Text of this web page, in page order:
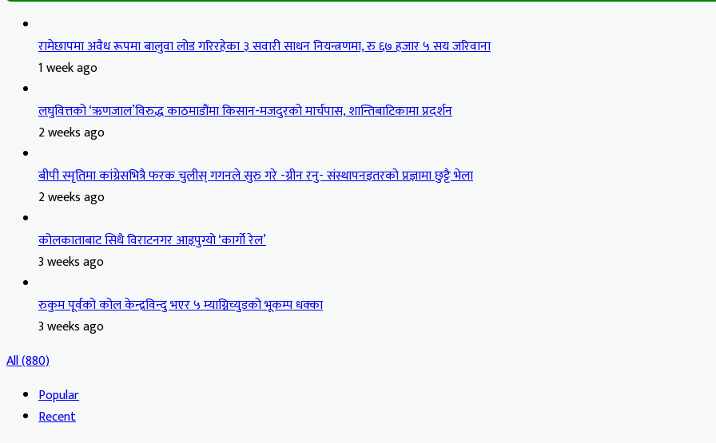
रामेछापमा अवैध रूपमा बालुवा लोड गरिरहेका ३ सवारी साधन नियन्त्रणमा, रु ६७ हजार ५ सय जरिवाना
1 week ago
लघुवित्तको ‘ऋणजाल’विरुद्ध काठमाडौंमा किसान-मजदुरको मार्चपास, शान्तिबाटिकामा प्रदर्शन
2 weeks ago
बीपी स्मृतिमा कांग्रेसभित्रै फरक चुलीस् गगनले सुरु गरे -ग्रीन रनु- संस्थापनइतरको प्रज्ञामा छुट्टै भेला
2 weeks ago
कोलकाताबाट सिधै विराटनगर आइपुग्यो ‘कार्गो रेल’
3 weeks ago
रुकुम पूर्वको कोल केन्द्रविन्दु भएर ५ म्याग्निच्युडको भूकम्प धक्का
3 weeks ago
All (880)
Popular
Recent